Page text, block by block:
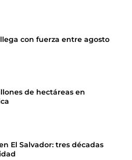
con fuerza entre agosto
de hectáreas en
El Salvador: tres décadas